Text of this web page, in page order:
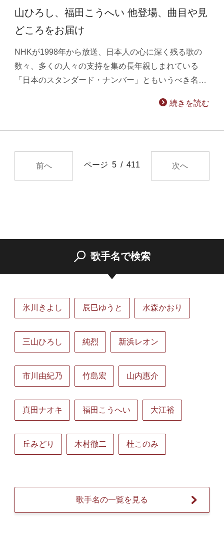
山ひろし、福田こうへい 他登場、曲目や見
どころをお届け
NHKが1998年から放送、日本人の心に深く残る歌の
数々、多くの人々の支持を集め長年親しまれている
「日本のスタンダード・ナンバー」ともいうべき名…
続きを読む
ページ 5 / 411
前へ 次へ
歌手名で検索
氷川きよし 辰巳ゆうと 水森かおり
三山ひろし 純烈 新浜レオン
市川由紀乃 竹島宏 山内惠介
真田ナオキ 福田こうへい 大江裕
丘みどり 木村徹二 杜このみ
歌手名の一覧を見る